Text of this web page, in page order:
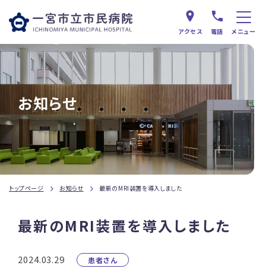
アクセス 電話 メニュー
お知らせ
トップページ お知らせ 最新のMRI装置を導入しました
最新のMRI装置を導入しました
2024.03.29 患者さん